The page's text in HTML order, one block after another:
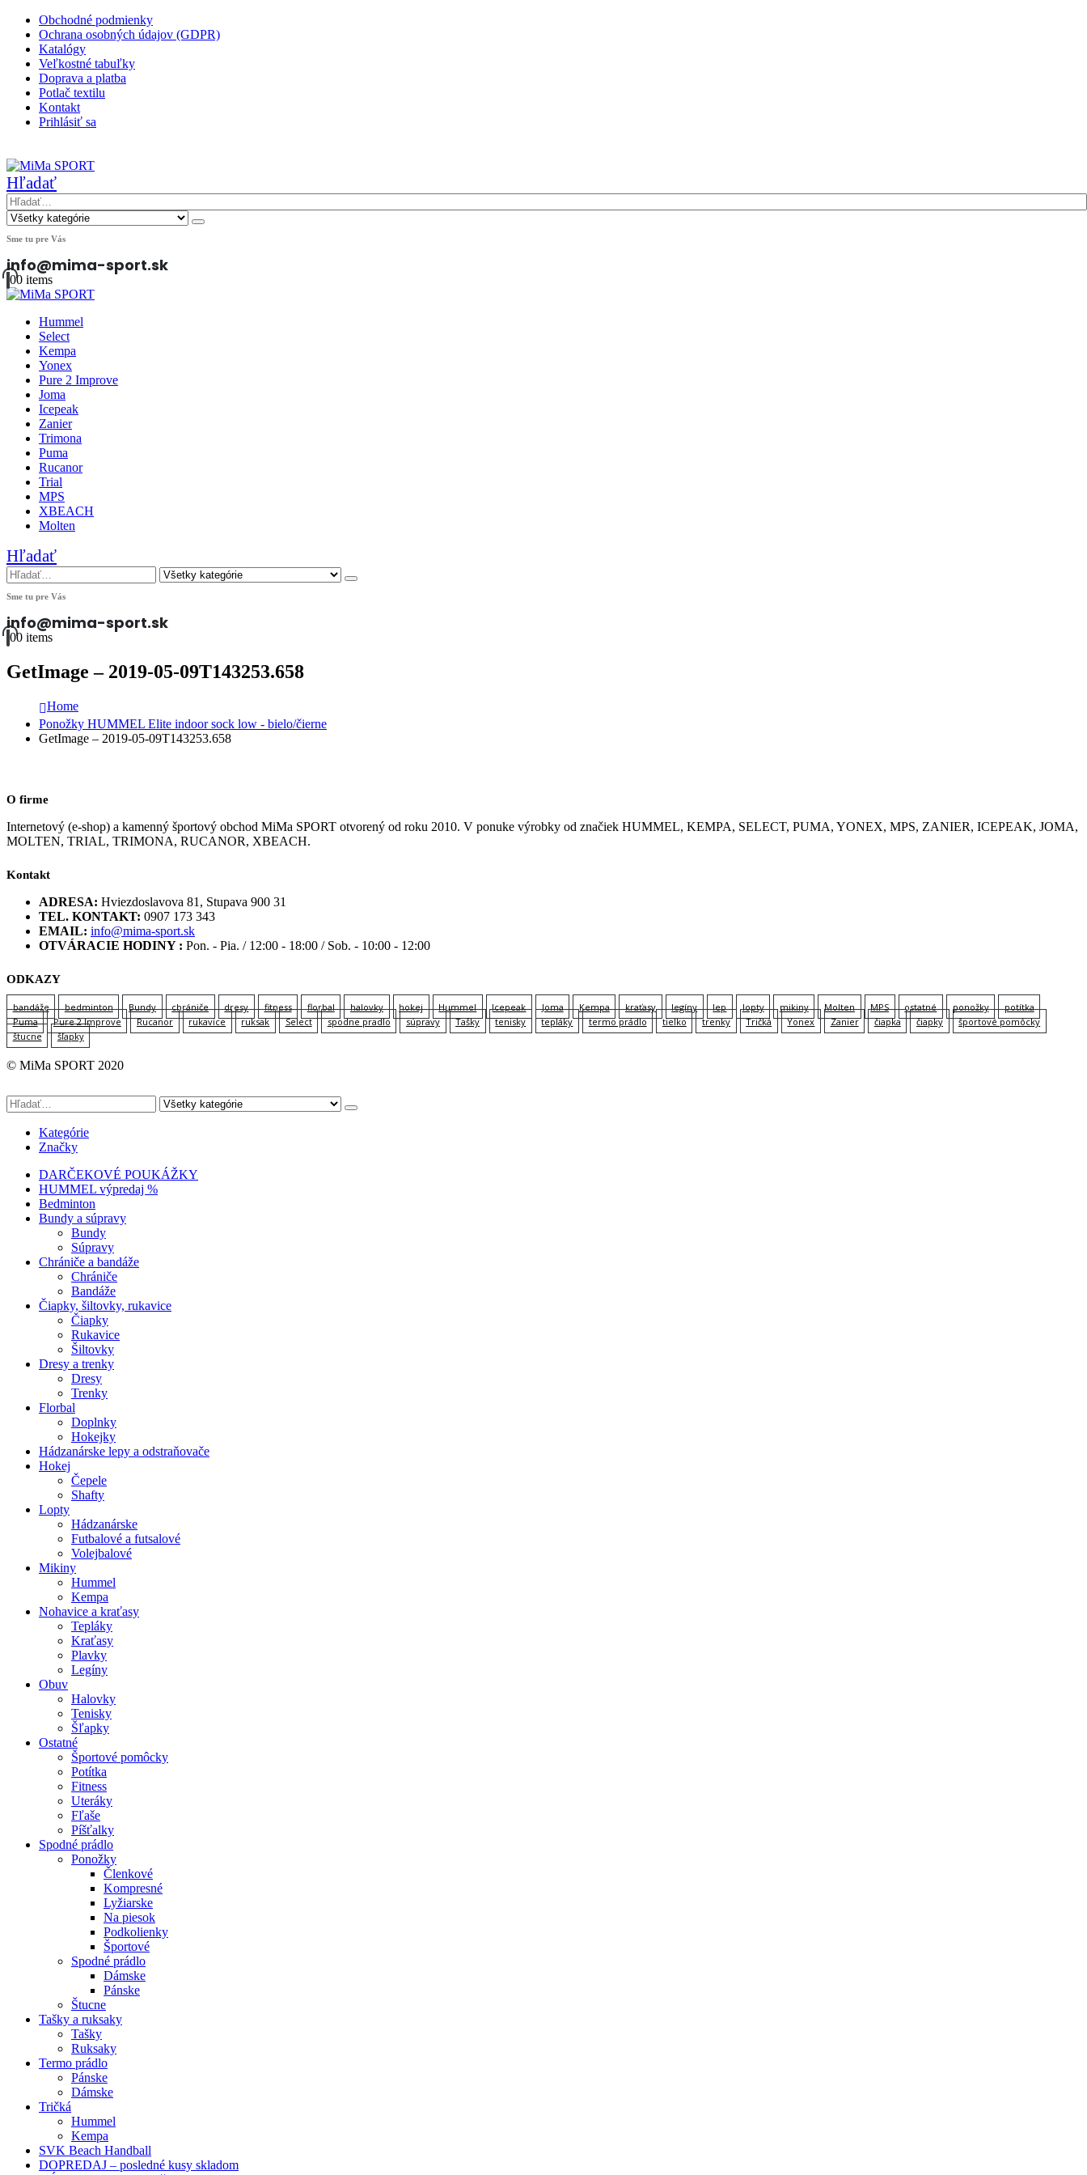
Obchodné podmienky
Ochrana osobných údajov (GDPR)
Katalógy
Veľkostné tabuľky
Doprava a platba
Potlač textilu
Kontakt
Prihlásiť sa
Hľadať
Sme tu pre Vás
info@mima-sport.sk
00 items
Hummel
Select
Kempa
Yonex
Pure 2 Improve
Joma
Icepeak
Zanier
Trimona
Puma
Rucanor
Trial
MPS
XBEACH
Molten
Hľadať
Sme tu pre Vás
info@mima-sport.sk
00 items
GetImage – 2019-05-09T143253.658
Home
Ponožky HUMMEL Elite indoor sock low - bielo/čierne
GetImage – 2019-05-09T143253.658
O firme
Internetový (e-shop) a kamenný športový obchod MiMa SPORT otvorený od roku 2010. V ponuke výrobky od značiek HUMMEL, KEMPA, SELECT, PUMA, YONEX, MPS, ZANIER, ICEPEAK, JOMA,
MOLTEN, TRIAL, TRIMONA, RUCANOR, XBEACH.
Kontakt
ADRESA: Hviezdoslavova 81, Stupava 900 31
TEL. KONTAKT: 0907 173 343
EMAIL: info@mima-sport.sk
OTVÁRACIE HODINY : Pon. - Pia. / 12:00 - 18:00 / Sob. - 10:00 - 12:00
ODKAZY
bandáže bedminton Bundy chrániče dresy fitness florbal halovky hokej Hummel Icepeak Joma Kempa kraťasy legíny lep lopty mikiny Molten MPS ostatné ponožky
potítka
Puma
Pure 2 Improve Rucanor rukavice ruksak Select spodne pradlo súpravy Tašky tenisky tepláky termo prádlo tielko trenky Tričká Yonex Zanier čiapka čiapky
športové pomôcky
štucne
šľapky
© MiMa SPORT 2020
Kategórie
Značky
DARČEKOVÉ POUKÁŽKY
HUMMEL výpredaj %
Bedminton
Bundy a súpravy
Bundy
Súpravy
Chrániče a bandáže
Chrániče
Bandáže
Čiapky, šiltovky, rukavice
Čiapky
Rukavice
Šiltovky
Dresy a trenky
Dresy
Trenky
Florbal
Doplnky
Hokejky
Hádzanárske lepy a odstraňovače
Hokej
Čepele
Shafty
Lopty
Hádzanárske
Futbalové a futsalové
Volejbalové
Mikiny
Hummel
Kempa
Nohavice a kraťasy
Tepláky
Kraťasy
Plavky
Legíny
Obuv
Halovky
Tenisky
Šľapky
Ostatné
Športové pomôcky
Potítka
Fitness
Uteráky
Fľaše
Píšťalky
Spodné prádlo
Ponožky
Členkové
Kompresné
Lyžiarske
Na piesok
Podkolienky
Športové
Spodné prádlo
Dámske
Pánske
Štucne
Tašky a ruksaky
Tašky
Ruksaky
Termo prádlo
Pánske
Dámske
Tričká
Hummel
Kempa
SVK Beach Handball
DOPREDAJ – posledné kusy skladom